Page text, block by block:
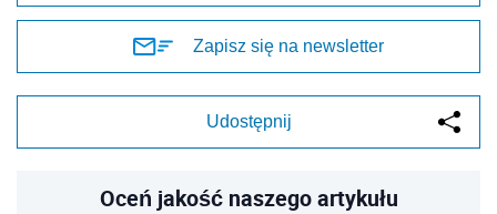
Zapisz się na newsletter
Udostępnij
Oceń jakość naszego artykułu